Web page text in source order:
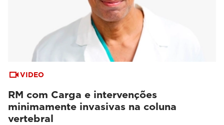
VIDEO
RM com Carga e intervenções
minimamente invasivas na coluna
vertebral